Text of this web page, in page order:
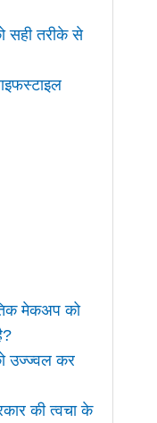
सही तरीके से
मेकअप को
उज्ज्वल कर
की त्वचा के